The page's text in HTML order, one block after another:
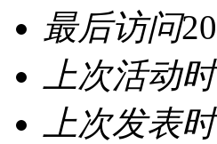
最后访问
上次活动
上次发表